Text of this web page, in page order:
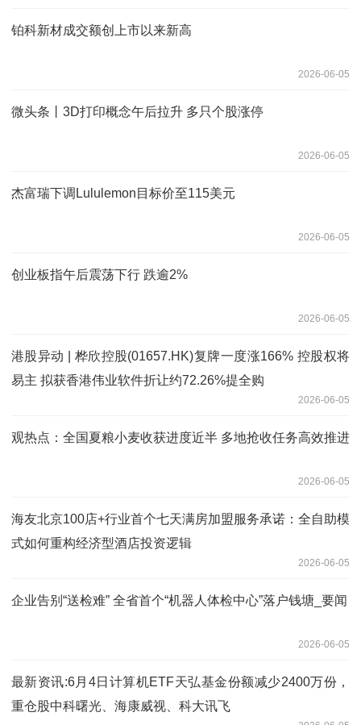
铂科新材成交额创上市以来新高
2026-06-05
微头条丨3D打印概念午后拉升 多只个股涨停
2026-06-05
杰富瑞下调Lululemon目标价至115美元
2026-06-05
创业板指午后震荡下行 跌逾2%
2026-06-05
港股异动 | 桦欣控股(01657.HK)复牌一度涨166% 控股权将
易主 拟获香港伟业软件折让约72.26%提全购
2026-06-05
观热点：全国夏粮小麦收获进度近半 多地抢收任务高效推进
2026-06-05
海友北京100店+行业首个七天满房加盟服务承诺：全自助模
式如何重构经济型酒店投资逻辑
2026-06-05
企业告别“送检难” 全省首个“机器人体检中心”落户钱塘_要闻
2026-06-05
最新资讯:6月4日计算机ETF天弘基金份额减少2400万份，
重仓股中科曙光、海康威视、科大讯飞